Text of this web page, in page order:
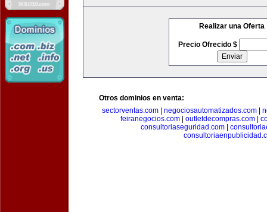
Realizar una Oferta
Precio Ofrecido $
Otros dominios en venta:
sectorventas.com
negociosautomatizados.com
feiranegocios.com| outletdecompras.com|
consultoriaseguridad.com